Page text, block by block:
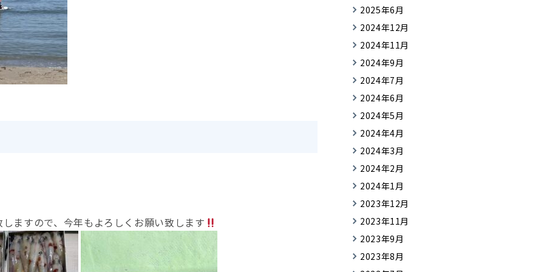
ますので、今年もよろしくお願い致します
2025年6月
2024年12月
2024年11月
2024年9月
2024年7月
2024年6月
2024年5月
2024年4月
2024年3月
2024年2月
2024年1月
2023年12月
2023年11月
2023年9月
2023年8月